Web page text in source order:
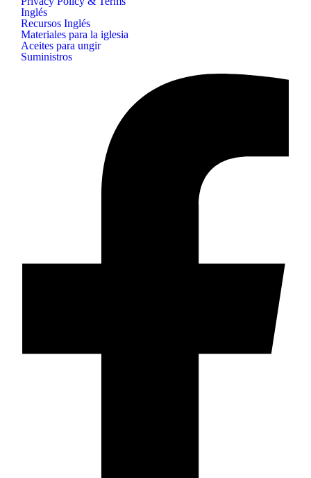
Inglés
Recursos Inglés
Materiales para la iglesia
Aceites para ungir
Suministros